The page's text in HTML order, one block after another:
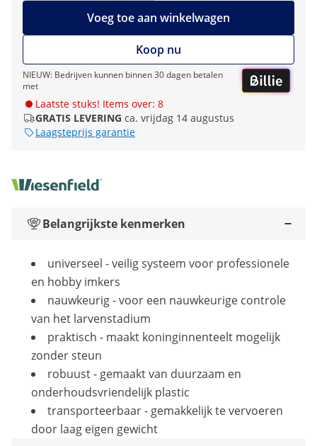
Voeg toe aan winkelwagen
Koop nu
NIEUW: Bedrijven kunnen binnen 30 dagen betalen
met
Laatste stuks! Items over: 8
GRATIS LEVERING ca. vrijdag 14 augustus
Laagsteprijs garantie
Belangrijkste kenmerken
universeel - veilig systeem voor professionele
en hobby imkers
nauwkeurig - voor een nauwkeurige controle
van het larvenstadium
praktisch - maakt koninginnenteelt mogelijk
zonder steun
robuust - gemaakt van duurzaam en
onderhoudsvriendelijk plastic
transporteerbaar - gemakkelijk te vervoeren
door laag eigen gewicht